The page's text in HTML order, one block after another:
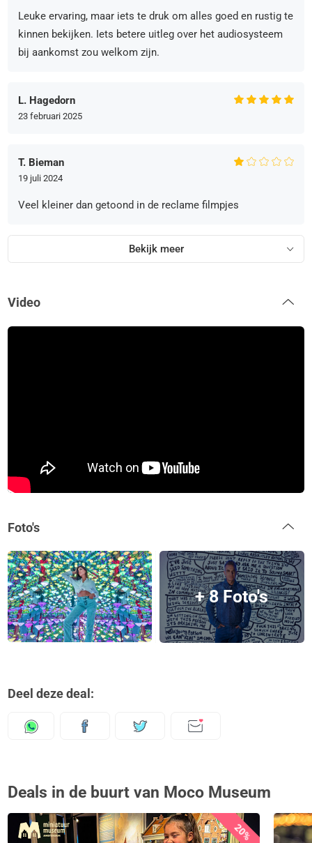
Leuke ervaring, maar iets te druk om alles goed en rustig te
kinnen bekijken. Iets betere uitleg over het audiosysteem
bij aankomst zou welkom zijn.
L. Hagedorn
23 februari 2025
T. Bieman
19 juli 2024
Veel kleiner dan getoond in de reclame filmpjes
Bekijk meer
Video
Foto's
+ 8 Foto's
Deel deze deal:
Deals in de buurt van Moco Museum
20%